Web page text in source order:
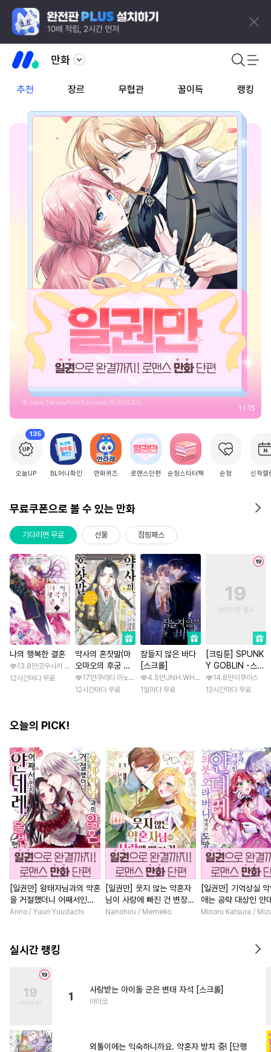
만화
추천 장르 무협관 꿀이득 랭킹
2 / 15
135
오늘UP BL머니확인 만화퀴즈 로맨스단편 순정스타터팩 순정 신작캘
무료쿠폰으로 볼 수 있는 만화
기다리면 무료 선물 점핑패스
나의 행복한 결혼
13.8만코우사카 리토 / 아기토기 아쿠미
12시간마다 무료
약사의 혼잣말(마
오마오의 후궁 수
수께끼 풀이수첩)
17만쿠라타 미노지 / 휴우가 나츠
12시간마다 무료
잠들지 않은 바다
[스크롤]
4.5만JNH.WH Studio / Lasso
1일마다 무료
[크림툰] SPUNK
Y GOBLIN -스펑
키 고블린- [스크
롤]
14.8만이쿠야스
12시간마다 무료
오늘의 PICK!
[일권만] 왕태자님과의 약혼
을 거절했더니 어째서인지
얀데레로 돌변했습니다 [단
Anno / Yuuri Yuudachi
[일권만] 웃지 않는 약혼자
님이 사랑에 빠진 건 변장한
저인 것 같습니다 [단행본]
Nanohiru / Memeko
[일권만] 기억상실
애는 공략 대상인 얀
붓 오라버니에게서
Minoru Katsura /
실시간 랭킹
1
사랑받는 아이돌 군은 변태 자석 [스크롤]
야이코
외톨이에는 익숙하니까요. 약혼자 방치 중! [단행